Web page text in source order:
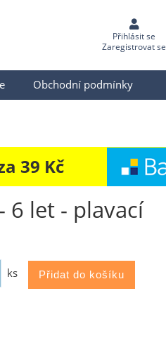
Přihlásit se
Zaregistrovat se
Obchodní podmínky
39 Kč
6 let - plavací
ks